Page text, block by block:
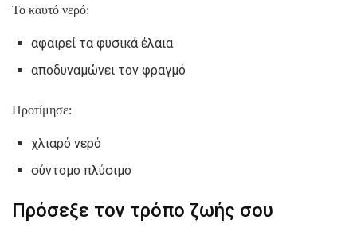
Το καυτό νερό:
αφαιρεί τα φυσικά έλαια
αποδυναμώνει τον φραγμό
Προτίμησε:
χλιαρό νερό
σύντομο πλύσιμο
Πρόσεξε τον τρόπο ζωής σου